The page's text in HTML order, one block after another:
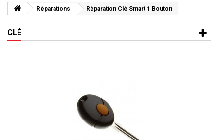
Réparations Réparation Clé Smart 1 Bouton
CLÉ